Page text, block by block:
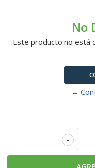
No
Este producto no está
←
-